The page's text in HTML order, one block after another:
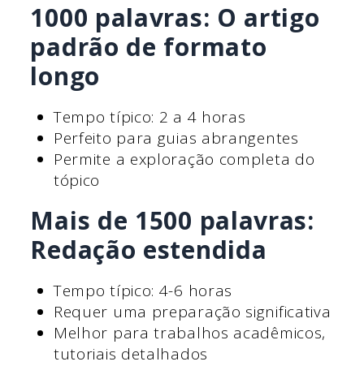
1000 palavras: O artigo
padrão de formato
longo
Tempo típico: 2 a 4 horas
Perfeito para guias abrangentes
Permite a exploração completa do
tópico
Mais de 1500 palavras:
Redação estendida
Tempo típico: 4-6 horas
Requer uma preparação significativa
Melhor para trabalhos acadêmicos,
tutoriais detalhados